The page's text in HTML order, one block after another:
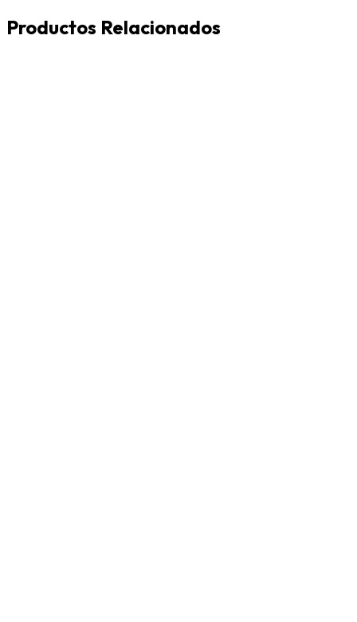
Productos Relacionados